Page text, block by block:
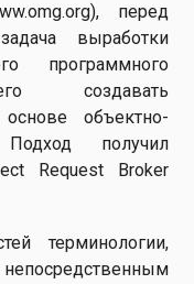
перед
выработки
программного
создавать
объектно-
Подход получил
Request Broker
терминологии,